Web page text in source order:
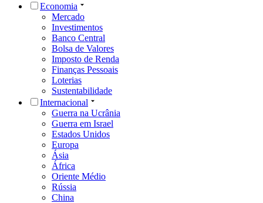
Economia
Mercado
Investimentos
Banco Central
Bolsa de Valores
Imposto de Renda
Finanças Pessoais
Loterias
Sustentabilidade
Internacional
Guerra na Ucrânia
Guerra em Israel
Estados Unidos
Europa
Ásia
África
Oriente Médio
Rússia
China